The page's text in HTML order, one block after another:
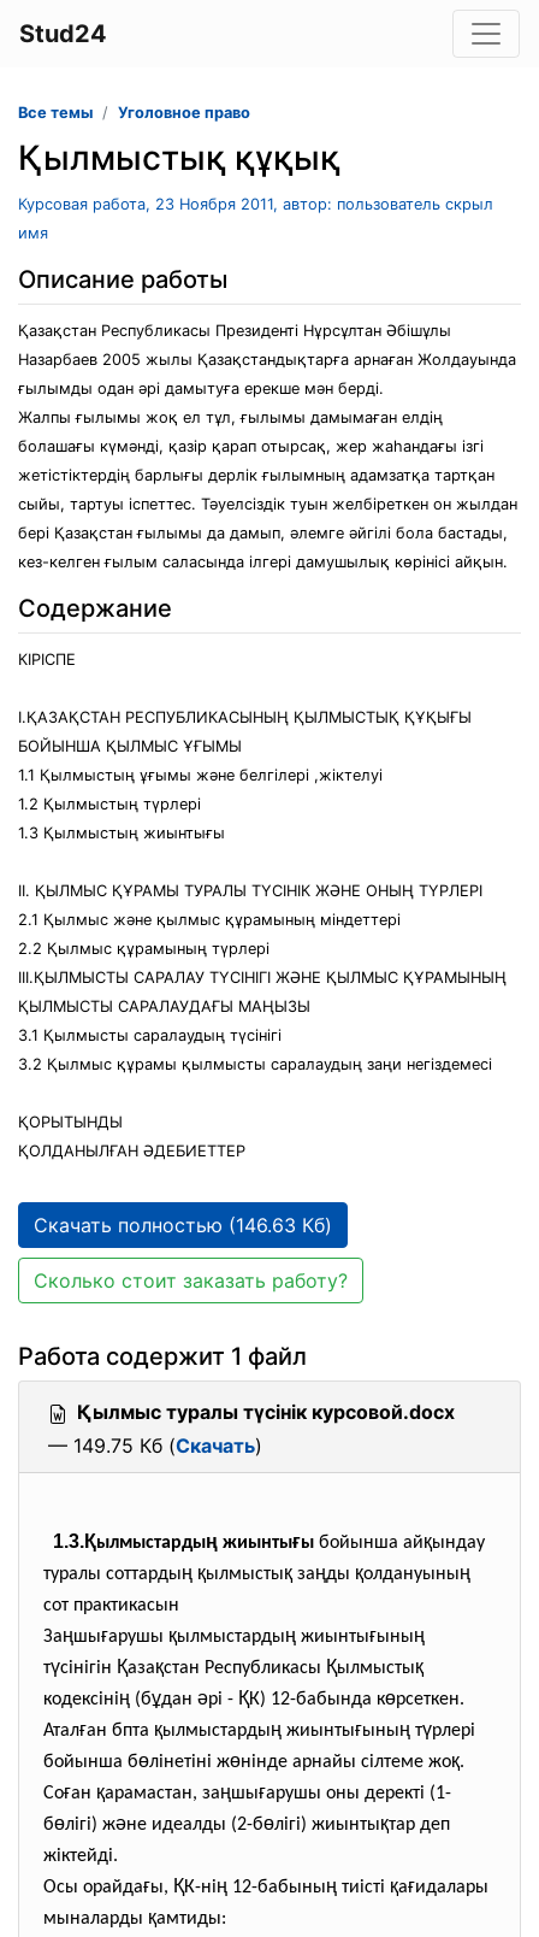
Stud24
Все темы Уголовное право
Қылмыстық құқық
Курсовая работа, 23 Ноября 2011, автор: пользователь скрыл
имя
Описание работы
Қазақстан Республикасы Президенті Нұрсұлтан Әбішұлы
Назарбаев 2005 жылы Қазақстандықтарға арнаған Жолдауында
ғылымды одан әрі дамытуға ерекше мән берді.
Жалпы ғылымы жоқ ел тұл, ғылымы дамымаған елдің
болашағы күмәнді, қазір қарап отырсақ, жер жаһандағы ізгі
жетістіктердің барлығы дерлік ғылымның адамзатқа тартқан
сыйы, тартуы іспеттес. Тәуелсіздік туын желбіреткен он жылдан
бері Қазақстан ғылымы да дамып, әлемге әйгілі бола бастады,
кез-келген ғылым саласында ілгері дамушылық көрінісі айқын.
Содержание
КІРІСПЕ
І.ҚАЗАҚСТАН РЕСПУБЛИКАСЫНЫҢ ҚЫЛМЫСТЫҚ ҚҰҚЫҒЫ
БОЙЫНША ҚЫЛМЫС ҰҒЫМЫ
1.1 Қылмыстың ұғымы және белгілері ,жіктелуі
1.2 Қылмыстың түрлері
1.3 Қылмыстың жиынтығы
ІІ. ҚЫЛМЫС ҚҰРАМЫ ТУРАЛЫ ТҮСІНІК ЖӘНЕ ОНЫҢ ТҮРЛЕРІ
2.1 Қылмыс және қылмыс құрамының міндеттері
2.2 Қылмыс құрамының түрлері
ІІІ.ҚЫЛМЫСТЫ САРАЛАУ ТҮСІНІГІ ЖӘНЕ ҚЫЛМЫС ҚҰРАМЫНЫҢ
ҚЫЛМЫСТЫ САРАЛАУДАҒЫ МАҢЫЗЫ
3.1 Қылмысты саралаудың түсінігі
3.2 Қылмыс құрамы қылмысты саралаудың заңи негіздемесі
ҚОРЫТЫНДЫ
ҚОЛДАНЫЛҒАН ӘДЕБИЕТТЕР
Скачать полностью (146.63 Кб)
Сколько стоит заказать работу?
Работа содержит 1 файл
Қылмыс туралы түсінік курсовой.docx
— 149.75 Кб (Скачать)
1.3.Қылмыстардың жиынтығы бойынша айқындау
туралы соттардың қылмыстық заңды қолдануының
сот практикасын
Заңшығарушы қылмыстардың жиынтығының
түсінігін Қазақстан Республикасы Қылмыстық
кодексінің (бұдан әрі - ҚК) 12-бабында көрсеткен.
Аталған бпта қылмыстардың жиынтығының түрлері
бойынша бөлінетіні жөнінде арнайы сілтеме жоқ.
Соған қарамастан, заңшығарушы оны деректі (1-
бөлігі) және идеалды (2-бөлігі) жиынтықтар деп
жіктейді.
Осы орайдағы, ҚК-нің 12-бабының тиісті қағидалары
мыналарды қамтиды: